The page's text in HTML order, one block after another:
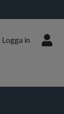
Logga in